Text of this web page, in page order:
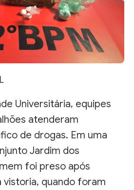
Universitária, equipes
atenderam
de drogas. Em uma
Jardim dos
foi preso após
vistoria, quando foram